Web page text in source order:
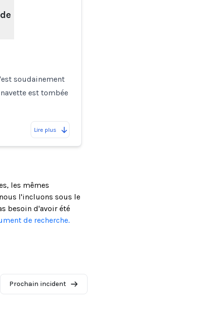
soudainement
est tombée
Lire plus
les mêmes
l'incluons sous le
besoin d'avoir été
de recherche.
Prochain incident